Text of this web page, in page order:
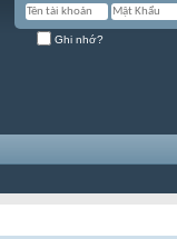
Ghi nhớ?